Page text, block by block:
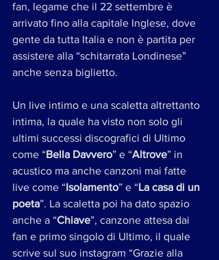
fan, legame che il 22 settembre è
arrivato fino alla capitale Inglese, dove
gente da tutta Italia e non è partita per
assistere alla “schitarrata Londinese”
anche senza biglietto.
Un live intimo e una scaletta altrettanto
intima, la quale ha visto non solo gli
ultimi successi discografici di Ultimo
come “Bella Davvero” e “Altrove” in
acustico ma anche canzoni mai fatte
live come “Isolamento” e “La casa di un
poeta”. La scaletta poi ha dato spazio
anche a “Chiave”, canzone attesa dai
fan e primo singolo di Ultimo, il quale
scrive sul suo instagram “Grazie alla